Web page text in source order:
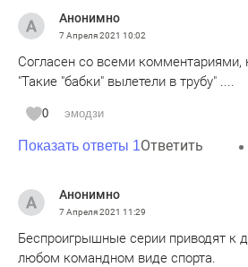
Анонимно
7 Апреля 2021 10:02
Согласен со всеми комментариями,
"Такие "бабки" вылетели в трубу" ....
0 эмодзи
Показать ответы 1Ответить
Анонимно
7 Апреля 2021 11:29
Беспроигрышные серии приводят к
любом командном виде спорта.